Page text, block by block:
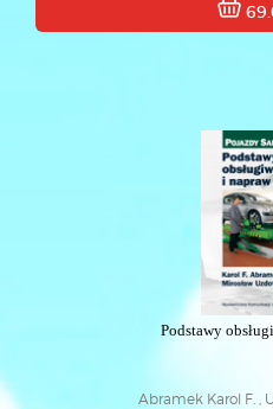
Podstawy
Abramek Karol F. ,